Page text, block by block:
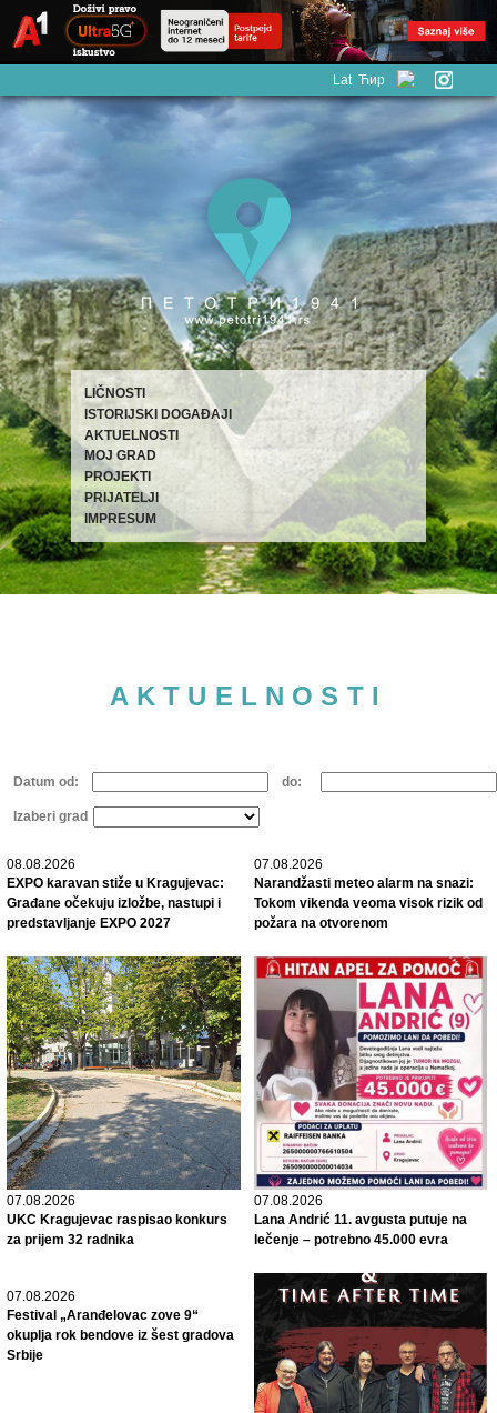
Lat Ћир
LIČNOSTI
ISTORIJSKI DOGAĐAJI
AKTUELNOSTI
MOJ GRAD
PROJEKTI
PRIJATELJI
IMPRESUM
AKTUELNOSTI
Datum od: do:
Izaberi grad
08.08.2026
EXPO karavan stiže u Kragujevac:
Građane očekuju izložbe, nastupi i
predstavljanje EXPO 2027
07.08.2026
Narandžasti meteo alarm na snazi:
Tokom vikenda veoma visok rizik od
požara na otvorenom
07.08.2026
UKC Kragujevac raspisao konkurs
za prijem 32 radnika
07.08.2026
Lana Andrić 11. avgusta putuje na
lečenje – potrebno 45.000 evra
07.08.2026
Festival „Aranđelovac zove 9“
okuplja rok bendove iz šest gradova
Srbije